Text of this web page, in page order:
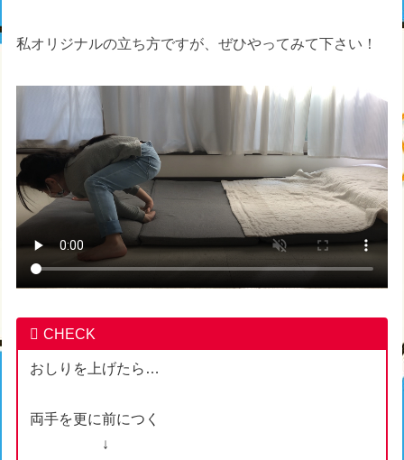
私オリジナルの立ち方ですが、ぜひやってみて下さい！
CHECK
おしりを上げたら…
両手を更に前につく
↓